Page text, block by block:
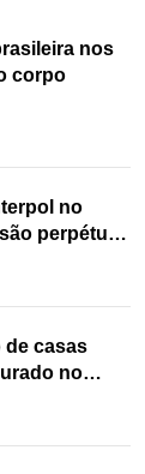
nos
corpo
no
perpétua
de casas
no